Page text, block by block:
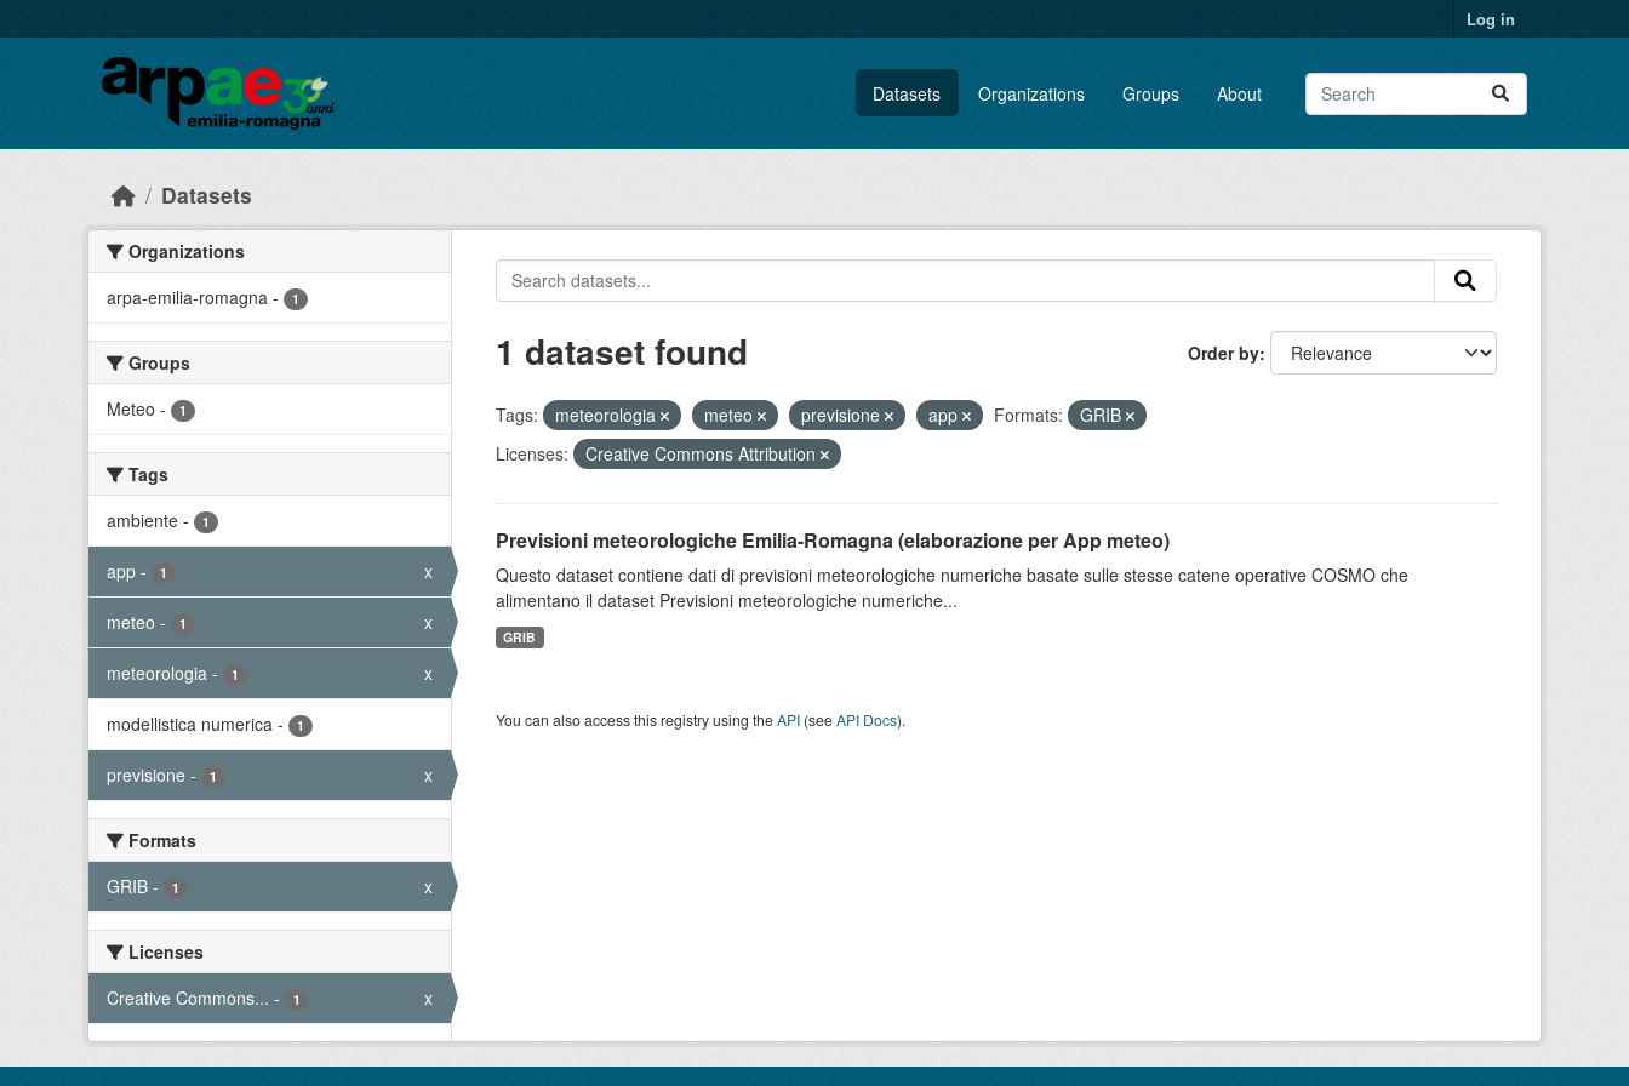
Log in
Datasets Organizations Groups About
Datasets
Organizations
arpa-emilia-romagna - 1
Groups
Meteo - 1
Tags
ambiente - 1
app - 1 x
meteo - 1 x
meteorologia - 1 x
modellistica numerica - 1
previsione - 1 x
Formats
GRIB - 1 x
Licenses
Creative Commons... - 1 x
Order by
1 dataset found
Tags: meteorologia meteo previsione app Formats:
GRIB
Licenses:
Creative Commons Attribution
Previsioni meteorologiche Emilia-Romagna (elaborazione per App meteo)
Questo dataset contiene dati di previsioni meteorologiche numeriche basate sulle stesse catene operative COSMO che
alimentano il dataset Previsioni meteorologiche numeriche...
GRIB
You can also access this registry using theAPI(seeAPI Docs).